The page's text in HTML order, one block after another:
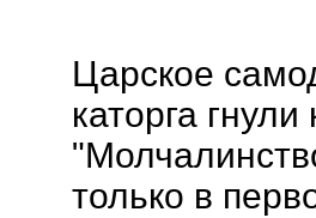
Царское
каторга
только в